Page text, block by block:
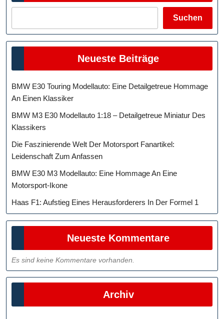
Suchen
Neueste Beiträge
BMW E30 Touring Modellauto: Eine Detailgetreue Hommage
An Einen Klassiker
BMW M3 E30 Modellauto 1:18 – Detailgetreue Miniatur Des
Klassikers
Die Faszinierende Welt Der Motorsport Fanartikel:
Leidenschaft Zum Anfassen
BMW E30 M3 Modellauto: Eine Hommage An Eine
Motorsport-Ikone
Haas F1: Aufstieg Eines Herausforderers In Der Formel 1
Neueste Kommentare
Es sind keine Kommentare vorhanden.
Archiv